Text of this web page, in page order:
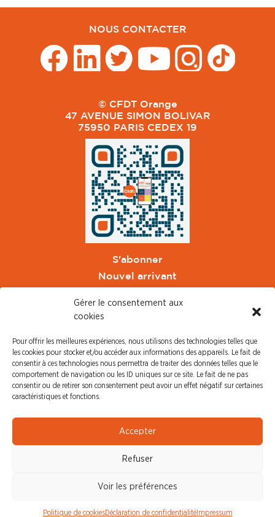
Gérer le consentement aux
cookies
Pour offrir les meilleures expériences, nous utilisons des technologies telles que
les cookies pour stocker et/ou accéder aux informations des appareils. Le fait de
consentir à ces technologies nous permettra de traiter des données telles que le
comportement de navigation ou les ID uniques sur ce site. Le fait de ne pas
consentir ou de retirer son consentement peut avoir un effet négatif sur certaines
caractéristiques et fonctions.
Accepter
Refuser
Voir les préférences
Politique de cookiesDéclaration de confidentialitéImpressum
NOUS CONTACTER
© CFDT Orange
47 AVENUE SIMON BOLIVAR
75950 PARIS CEDEX 19
S'abonner
Nouvel arrivant
CFDT Cadres
CFDT Retraités
L'UFFA
PRESSE
Communiqué de Presse
Revue de Presse
© CFDT Orange | Mentions Légales | Protection des